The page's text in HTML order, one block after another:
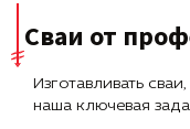
Сваи от
Изготавливать
наша ключевая